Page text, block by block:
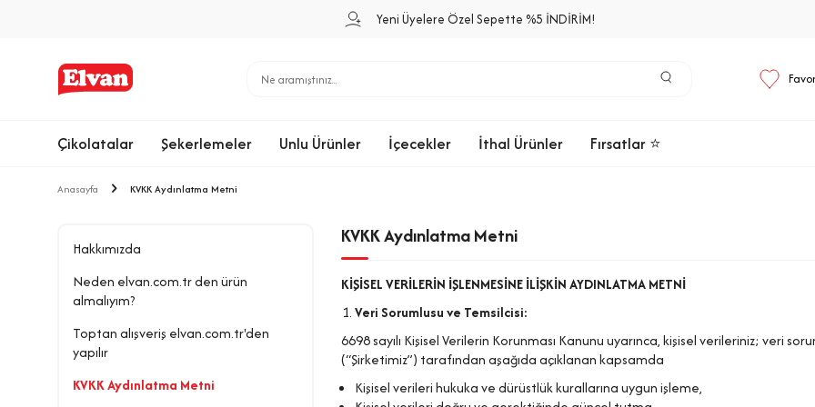
Yeni Üyelere Özel Sepette %5 İNDİRİM!
Çikolatalar Şekerlemeler Unlu Ürünler İçecekler İthal Ürünler Fırsatlar ⭐
Anasayfa KVKK Aydınlatma Metni
Hakkımızda
Neden elvan.com.tr den ürün
almalıyım?
Toptan alışveriş elvan.com.tr'den
yapılır
KVKK Aydınlatma Metni
KVKK Aydınlatma Metni
KİŞİSEL VERİLERİN İŞLENMESİNE İLİŞKİN AYDINLATMA METNİ
Veri Sorumlusu ve Temsilcisi:
6698 sayılı Kişisel Verilerin Korunması Kanunu uyarınca, kişisel verileriniz; veri
(“Şirketimiz”) tarafından aşağıda açıklanan kapsamda
Kişisel verileri hukuka ve dürüstlük kurallarına uygun işleme,